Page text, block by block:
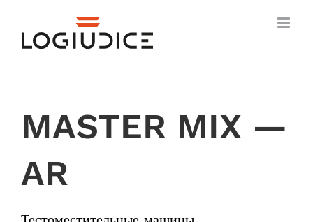
content
MASTER MIX —
AR